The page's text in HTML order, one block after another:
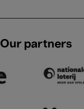
Our partners